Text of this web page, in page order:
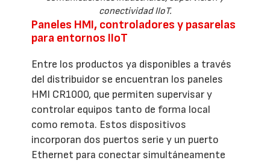
conectividad IIoT.
Paneles HMI, controladores y pasarelas
para entornos IIoT
Entre los productos ya disponibles a través
del distribuidor se encuentran los paneles
HMI CR1000, que permiten supervisar y
controlar equipos tanto de forma local
como remota. Estos dispositivos
incorporan dos puertos serie y un puerto
Ethernet para conectar simultáneamente